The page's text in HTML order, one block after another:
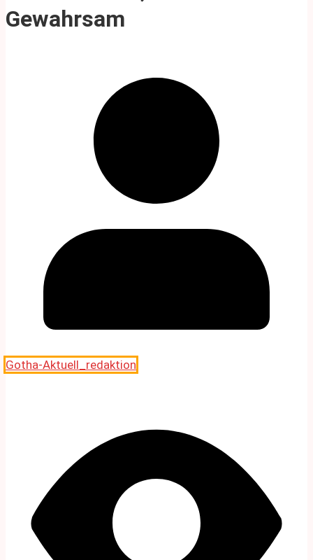
Gewahrsam
Gotha-Aktuell_redaktion